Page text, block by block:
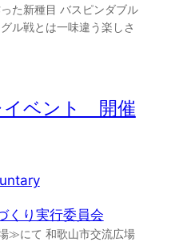
た新種目 バスピンダブル
ル戦とは一味違う楽しさ
イベント 開催
くり実行委員会
≫にて 和歌山市交流広場